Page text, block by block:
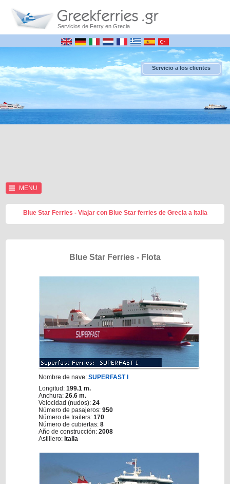
Servicios de Ferry en Grecia
Servicio a los clientes
MENU
Blue Star Ferries - Viajar con Blue Star ferries de Grecia a Italia
Blue Star Ferries - Flota
Nombre de nave:SUPERFAST I
Longitud:199.1 m.
Anchura:26.6 m.
Velocidad (nudos):24
Número de pasajeros:950
Número de trailers:170
Número de cubiertas:8
Año de construcción:2008
Astillero: Italia